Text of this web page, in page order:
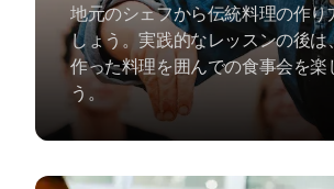
地元のシェフから伝統料理の作り
しょう。実践的なレッスンの後は
作った料理を囲んでの食事会を楽
う。